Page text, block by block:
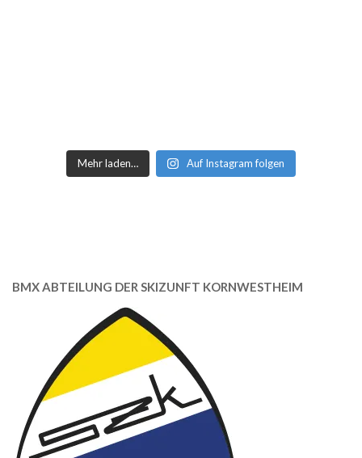
Mehr laden… Auf Instagram folgen
BMX ABTEILUNG DER SKIZUNFT KORNWESTHEIM